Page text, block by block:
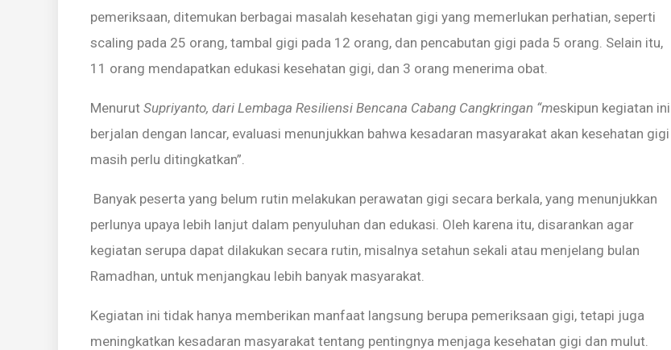
pemeriksaan, ditemukan berbagai masalah kesehatan gigi yang memerlukan perhatian, seperti
scaling pada 25 orang, tambal gigi pada 12 orang, dan pencabutan gigi pada 5 orang. Selain itu,
11 orang mendapatkan edukasi kesehatan gigi, dan 3 orang menerima obat.
Menurut Supriyanto, dari Lembaga Resiliensi Bencana Cabang Cangkringan “meskipun kegiatan ini
berjalan dengan lancar, evaluasi menunjukkan bahwa kesadaran masyarakat akan kesehatan gigi
masih perlu ditingkatkan”.
Banyak peserta yang belum rutin melakukan perawatan gigi secara berkala, yang menunjukkan
perlunya upaya lebih lanjut dalam penyuluhan dan edukasi. Oleh karena itu, disarankan agar
kegiatan serupa dapat dilakukan secara rutin, misalnya setahun sekali atau menjelang bulan
Ramadhan, untuk menjangkau lebih banyak masyarakat.
Kegiatan ini tidak hanya memberikan manfaat langsung berupa pemeriksaan gigi, tetapi juga
meningkatkan kesadaran masyarakat tentang pentingnya menjaga kesehatan gigi dan mulut.